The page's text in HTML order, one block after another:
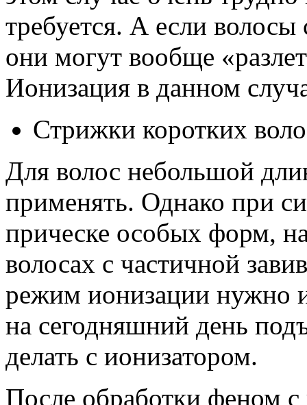
требуется. А если
они могут вообще
Ионизация в данном
Стрижки коротких
Для волос небольшой
применять. Однако при
прическе особых форм,
волосах с частичной
режим ионизации нужно
на сегодняшний день
делать с ионизатором.
После обработки феном с